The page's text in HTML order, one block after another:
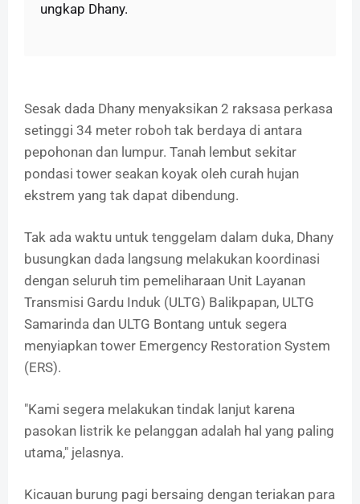
ungkap Dhany.
Sesak dada Dhany menyaksikan 2 raksasa perkasa
setinggi 34 meter roboh tak berdaya di antara
pepohonan dan lumpur. Tanah lembut sekitar
pondasi tower seakan koyak oleh curah hujan
ekstrem yang tak dapat dibendung.
Tak ada waktu untuk tenggelam dalam duka, Dhany
busungkan dada langsung melakukan koordinasi
dengan seluruh tim pemeliharaan Unit Layanan
Transmisi Gardu Induk (ULTG) Balikpapan, ULTG
Samarinda dan ULTG Bontang untuk segera
menyiapkan tower Emergency Restoration System
(ERS).
"Kami segera melakukan tindak lanjut karena
pasokan listrik ke pelanggan adalah hal yang paling
utama," jelasnya.
Kicauan burung pagi bersaing dengan teriakan para